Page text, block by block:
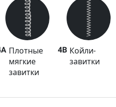
Плотные
мягкие
завитки
4B Койли-
завитки